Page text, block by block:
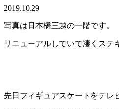
2019.10.29
写真は日本橋三越の一階です。
リニューアルしていて凄くステ
先日フィギュアスケートをテレ